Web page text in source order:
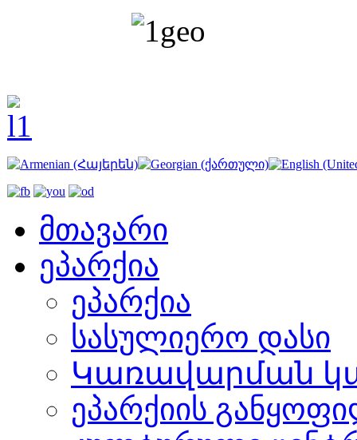
მთავარი
ეპარქია
ეპარქია
სასულიერო დასი
Կառավարման
ეპარქიის